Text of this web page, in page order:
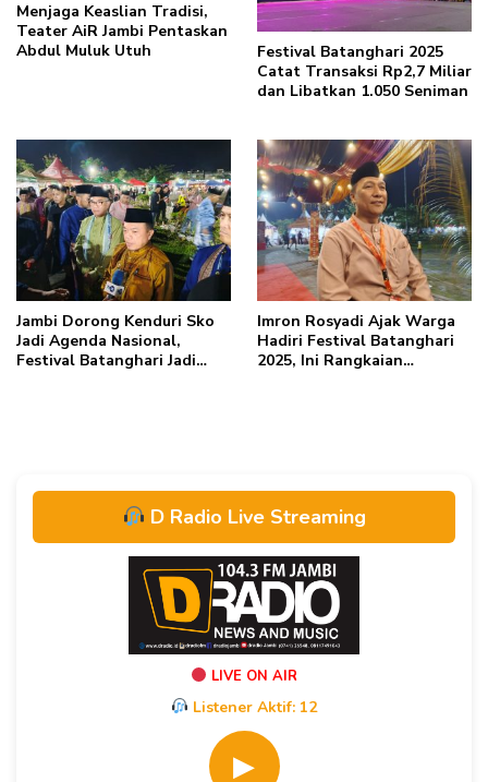
Menjaga Keaslian Tradisi,
Teater AiR Jambi Pentaskan
Abdul Muluk Utuh
Festival Batanghari 2025
Catat Transaksi Rp2,7 Miliar
dan Libatkan 1.050 Seniman
Jambi Dorong Kenduri Sko
Jadi Agenda Nasional,
Festival Batanghari Jadi
Imron Rosyadi Ajak Warga
Hadiri Festival Batanghari
2025, Ini Rangkaian
D Radio Live Streaming
LIVE ON AIR
Listener Aktif: 12
▶